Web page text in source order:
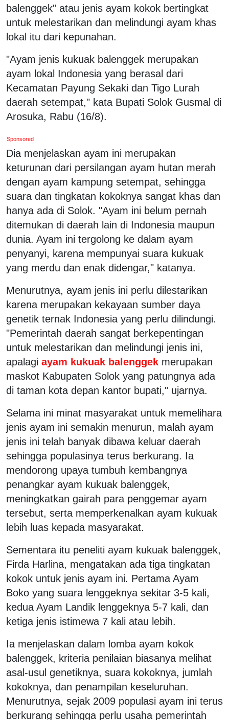
balenggek" atau jenis ayam kokok bertingkat
untuk melestarikan dan melindungi ayam khas
lokal itu dari kepunahan.
"Ayam jenis kukuak balenggek merupakan
ayam lokal Indonesia yang berasal dari
Kecamatan Payung Sekaki dan Tigo Lurah
daerah setempat," kata Bupati Solok Gusmal di
Arosuka, Rabu (16/8).
Sponsored
Dia menjelaskan ayam ini merupakan
keturunan dari persilangan ayam hutan merah
dengan ayam kampung setempat, sehingga
suara dan tingkatan kokoknya sangat khas dan
hanya ada di Solok. "Ayam ini belum pernah
ditemukan di daerah lain di Indonesia maupun
dunia. Ayam ini tergolong ke dalam ayam
penyanyi, karena mempunyai suara kukuak
yang merdu dan enak didengar," katanya.
Menurutnya, ayam jenis ini perlu dilestarikan
karena merupakan kekayaan sumber daya
genetik ternak Indonesia yang perlu dilindungi.
"Pemerintah daerah sangat berkepentingan
untuk melestarikan dan melindungi jenis ini,
apalagi ayam kukuak balenggek merupakan
maskot Kabupaten Solok yang patungnya ada
di taman kota depan kantor bupati," ujarnya.
Selama ini minat masyarakat untuk memelihara
jenis ayam ini semakin menurun, malah ayam
jenis ini telah banyak dibawa keluar daerah
sehingga populasinya terus berkurang. Ia
mendorong upaya tumbuh kembangnya
penangkar ayam kukuak balenggek,
meningkatkan gairah para penggemar ayam
tersebut, serta memperkenalkan ayam kukuak
lebih luas kepada masyarakat.
Sementara itu peneliti ayam kukuak balenggek,
Firda Harlina, mengatakan ada tiga tingkatan
kokok untuk jenis ayam ini. Pertama Ayam
Boko yang suara lenggeknya sekitar 3-5 kali,
kedua Ayam Landik lenggeknya 5-7 kali, dan
ketiga jenis istimewa 7 kali atau lebih.
Ia menjelaskan dalam lomba ayam kokok
balenggek, kriteria penilaian biasanya melihat
asal-usul genetiknya, suara kokoknya, jumlah
kokoknya, dan penampilan keseluruhan.
Menurutnya, sejak 2009 populasi ayam ini terus
berkurang sehingga perlu usaha pemerintah